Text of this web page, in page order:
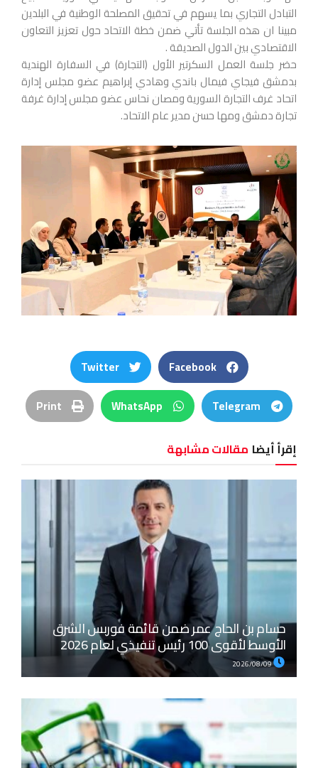
التبادل التجاري بما يسهم في تحقيق المصلحة الوطنية في البلدين
مبينا ان هذه الجلسة تأتي ضمن خطة الاتحاد حول تعزيز التعاون
الاقتصادي بين الدول الصديقة .
حضر جلسة العمل السكرتير الأول (التجارة) في السفارة الهندية
بدمشق فيجاي فيمال باندي وهادي إبراهيم عضو مجلس إدارة
اتحاد غرف التجارة السورية ومصان نحاس عضو مجلس إدارة غرفة
تجارة دمشق ومها حسن مدير عام الاتحاد.
Facebook
Twitter
Telegram
WhatsApp
Print
إقرأ أيضا مقالات مشابهة
حسام بن الحاج عمر ضمن قائمة فوربس الشرق
الأوسط لأقوى 100 رئيس تنفيذي لعام 2026
2026/08/09